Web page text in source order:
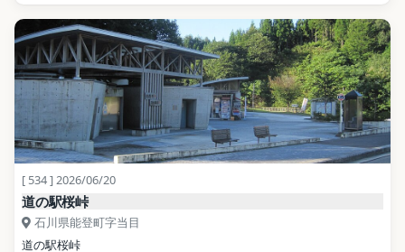
地点データ: Wikidata (CC0)
[ 534 ] 2026/06/20
道の駅桜峠
石川県能登町字当目
道の駅桜峠